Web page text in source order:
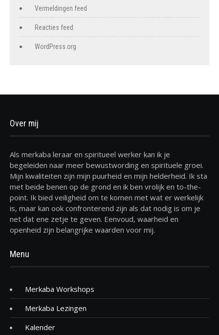
Vermeldingen feed
Reacties feed
WordPress.org
Over mij
Als merkaba leraar en spiritueel werker kan ik je
begeleiden naar meer bewustwording en spirituele groei.
Mijn kwaliteiten zijn mijn puurheid en mijn helderheid. Ik sta
met beide benen op de grond en ik ben vrolijk en to-the-
point. Ik bied veiligheid om te komen met wat er werkelijk
is, maar kan ook confronterend zijn als dat nodig is om je
net dat ene zetje te geven. Eenvoud, waarheid en
openheid zijn belangrijke waarden voor mij.
Menu
Merkaba Workshops
Merkaba Lezingen
Kalender